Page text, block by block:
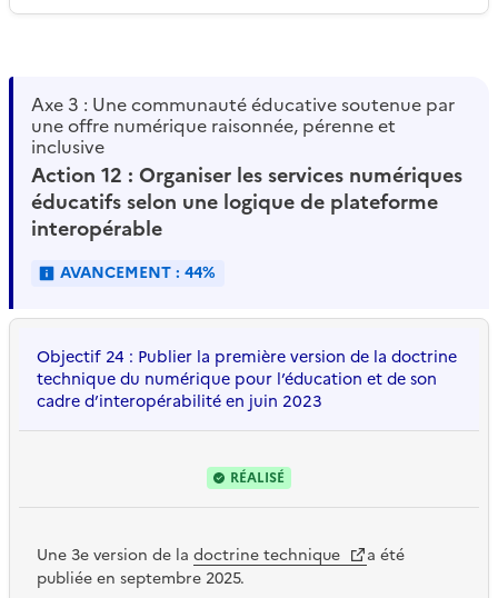
Axe 3 : Une communauté éducative soutenue par
une offre numérique raisonnée, pérenne et
inclusive
Action 12 : Organiser les services numériques
éducatifs selon une logique de plateforme
interopérable
AVANCEMENT : 44%
Objectif 24 : Publier la première version de la doctrine
technique du numérique pour l’éducation et de son
cadre d’interopérabilité en juin 2023
RÉALISÉ
Une 3e version de la doctrine technique
a été
publiée en septembre 2025.